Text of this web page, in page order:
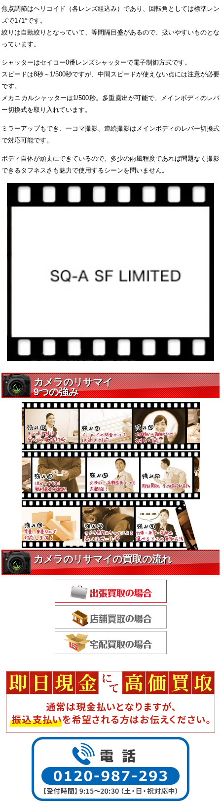
焦点調節はヘリコイド（各レンズ組込み）であり、回転角としては標準レン
ズで171°です。
絞りは自動絞りとなっていて、等間隔目盛があるので、扱いやすいものとな
っています。
シャッターはセイコー0番レンズシャッターで電子制御方式です。
スピードは8秒～1/500秒ですが、中間スピードが使えない点には注意が必要
です。
メカニカルシャッターは1/500秒。多重露出が可能で、メインボディのレバ
ー切換式を取り入れています。
ミラーアップもでき、一コマ撮影、連続撮影はメインボディのレバー切換式
で対応可能です。
ボディ自体が頑丈にできているので、多少の雨風程度であれば問題なく撮影
できるタフネスさも魅力で使用するシーンを問いません。